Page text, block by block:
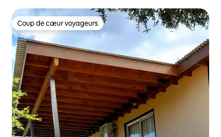
Coup de cœur voyageurs
Coup de cœur voyageurs